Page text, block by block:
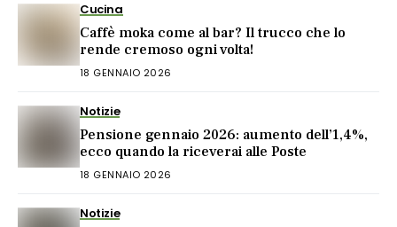
Cucina
Caffè moka come al bar? Il trucco che lo
rende cremoso ogni volta!
18 GENNAIO 2026
Notizie
Pensione gennaio 2026: aumento dell’1,4%,
ecco quando la riceverai alle Poste
18 GENNAIO 2026
Notizie